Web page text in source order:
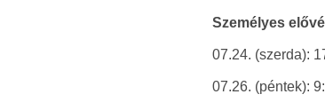
Személyes
07.24. (szerda):
07.26. (péntek):